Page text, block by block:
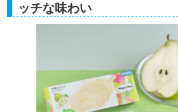
ッチな味わい